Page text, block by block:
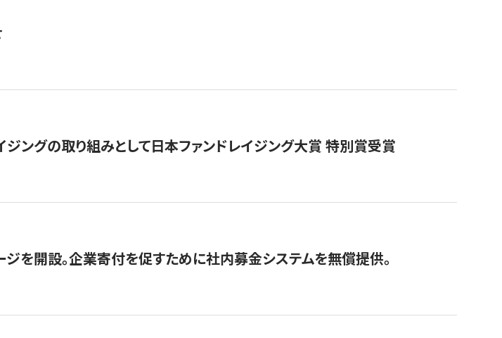
ジングの取り組みとして日本ファンドレイジング大賞 特別賞受賞
を開設。企業寄付を促すために社内募金システムを無償提供。